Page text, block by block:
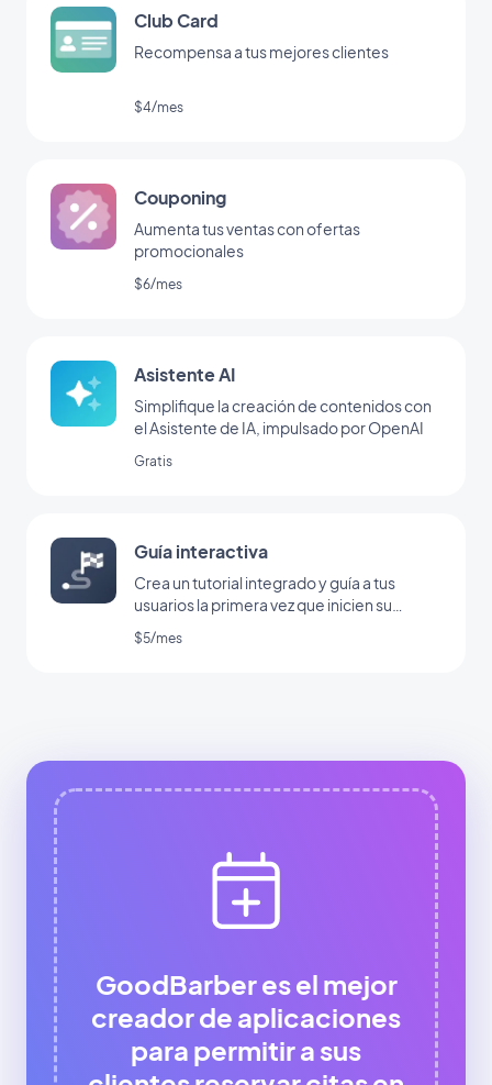
Club Card
Recompensa a tus mejores clientes
$4/mes
Couponing
Aumenta tus ventas con ofertas
promocionales
$6/mes
Asistente AI
Simplifique la creación de contenidos con
el Asistente de IA, impulsado por OpenAI
Gratis
Guía interactiva
Crea un tutorial integrado y guía a tus
usuarios la primera vez que inicien su
aplicación
$5/mes
GoodBarber es el mejor
creador de aplicaciones
para permitir a sus